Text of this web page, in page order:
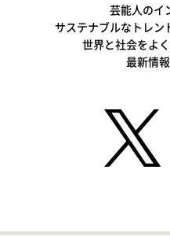
芸能人のイ
サステナブルなトレン
世界と社会をよ
最新情